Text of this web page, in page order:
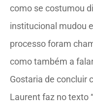
como se costumou
institucional mudou
processo foram
como também a
Gostaria de concluir
Laurent faz no texto